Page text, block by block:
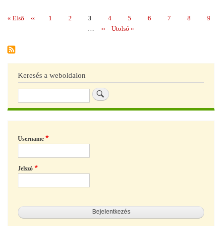
Első
« Első
Előző
‹‹ Page
1 Page
2 Page
3 Page
4 Page
5 Page
6 Page
7 Page
8 Page
9
Következő
››
Utolsó
Utolsó »
Keresés a weboldalon
Keresés
Username
Jelszó